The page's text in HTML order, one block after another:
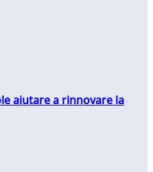
aiutare a rinnovare la